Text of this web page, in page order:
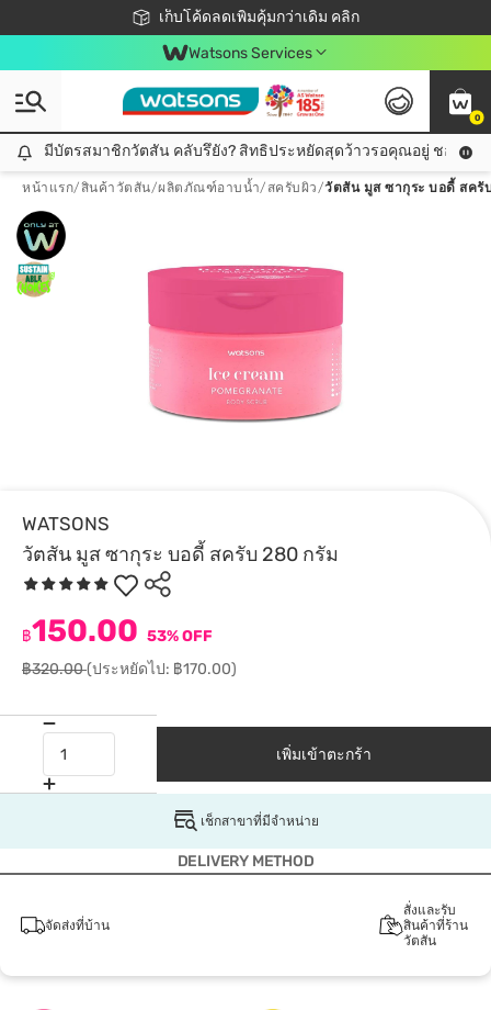
เก็บโค้ดลดเพิ่มคุ้มกว่าเดิม คลิก
ชอปออนไลน์ครั้งแรก ลดเพิ่มจุก ๆ 10%! 🎉
📦ส่งฟรี! เมื่อชอป 499฿
สมาชิกวัตสัน คลับดียังไง?
Watsons Services
0
มีบัตรสมาชิกวัตสัน คลับรึยัง? สิทธิประหยัดสุดว้าวรอคุณอยู่ ชอปคุ้มกว่าเดิม คลิก!
มีบัตรสมาชิกวัตสัน คลับรึยัง? สิทธิประหยัดสุดว้าวรอคุณอยู่ ชอปคุ้มก
หน้าแรก/สินค้าวัตสัน/ผลิตภัณฑ์อาบน้ำ/ สครับผิว/วัตสัน มูส ซากุระ บอดี้ สครั
WATSONS
วัตสัน มูส ซากุระ บอดี้ สครับ 280 กรัม
฿150.00 53% OFF
฿320.00(ประหยัดไป: ฿170.00)
เพิ่มเข้าตะกร้า
เช็กสาขาที่มีจำหน่าย
DELIVERY METHOD
จัดส่งที่บ้าน
สั่งและรับ
สินค้าที่ร้าน
วัตสัน